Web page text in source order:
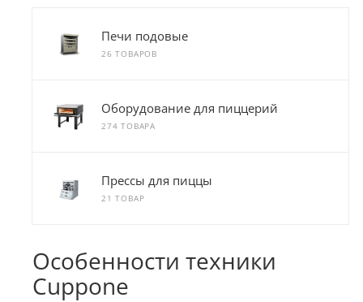
Печи подовые
26 ТОВАРОВ
Оборудование для пиццерий
274 ТОВАРА
Прессы для пиццы
21 ТОВАР
Особенности техники
Cuppone